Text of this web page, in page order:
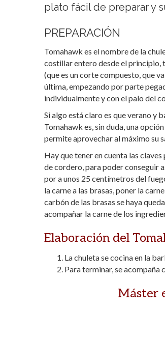
plato fácil de preparar y
PREPARACIÓN
Tomahawk es el nombre de la
costillar entero desde el principio,
(que es un corte compuesto, que
última, empezando por parte
individualmente y con el palo del
Si algo está claro es que verano y
Tomahawk es, sin duda, una
permite aprovechar al máximo su
Hay que tener en cuenta las
de cordero, para poder conseguir
por a unos 25 centímetros del
la carne a las brasas, poner la
carbón de las brasas se haya
acompañar la carne de los
Elaboración del
La chuleta se cocina en la
Para terminar, se acompaña
Máster